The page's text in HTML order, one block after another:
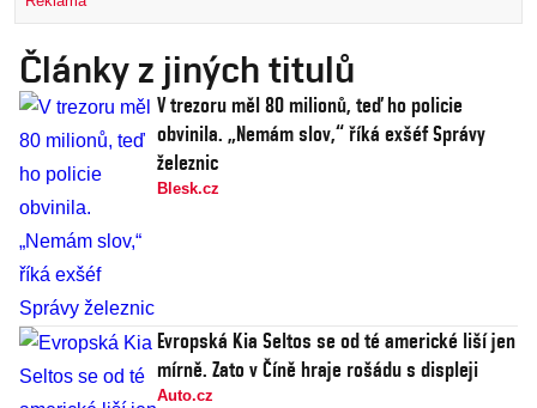
Články z jiných titulů
V trezoru měl 80 milionů, teď ho policie
obvinila. „Nemám slov,“ říká exšéf Správy
železnic
Blesk.cz
Evropská Kia Seltos se od té americké liší jen
mírně. Zato v Číně hraje rošádu s displeji
Auto.cz